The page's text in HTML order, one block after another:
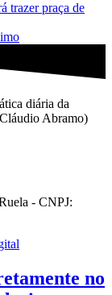
trazer praça de
diária da
Abramo)
- CNPJ:
no